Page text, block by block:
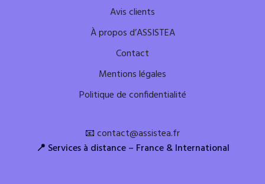
Avis clients
À propos d’ASSISTEA
Contact
Mentions légales
Politique de confidentialité
📧contact@assistea.fr
📍 Services à distance – France & International